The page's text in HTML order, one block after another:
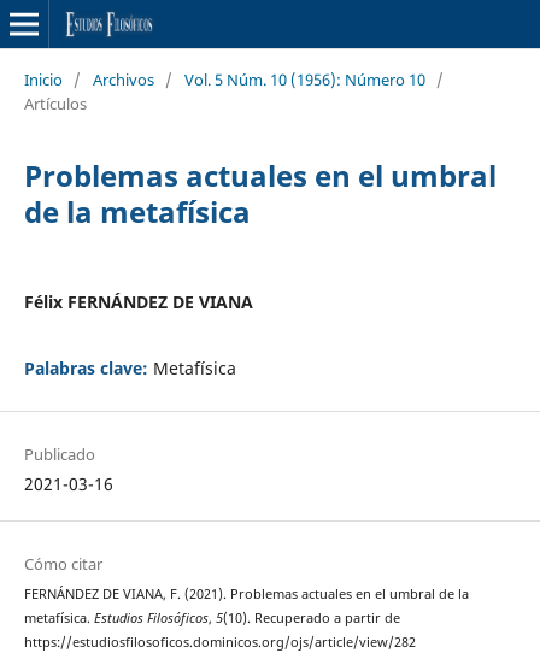
Inicio / Archivos / Vol. 5 Núm. 10 (1956): Número 10 /
Artículos
Problemas actuales en el umbral
de la metafísica
Félix FERNÁNDEZ DE VIANA
Palabras clave: Metafísica
Publicado
2021-03-16
Cómo citar
FERNÁNDEZ DE VIANA, F. (2021). Problemas actuales en el umbral de la
metafísica. Estudios Filosóficos, 5(10). Recuperado a partir de
https://estudiosfilosoficos.dominicos.org/ojs/article/view/282